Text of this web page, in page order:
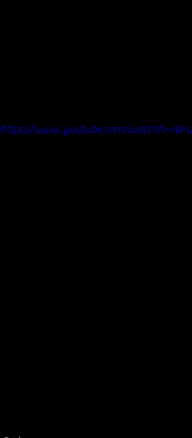
https://www.youtube.com/